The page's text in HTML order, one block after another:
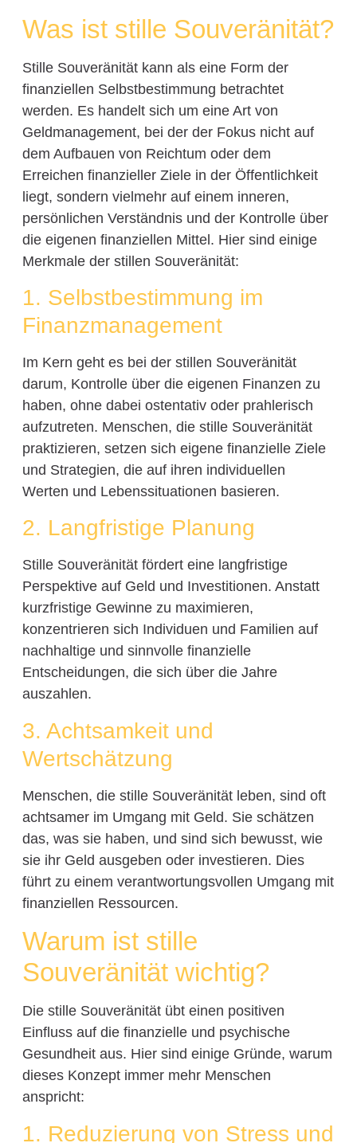
Was ist stille Souveränität?
Stille Souveränität kann als eine Form der
finanziellen Selbstbestimmung betrachtet
werden. Es handelt sich um eine Art von
Geldmanagement, bei der der Fokus nicht auf
dem Aufbauen von Reichtum oder dem
Erreichen finanzieller Ziele in der Öffentlichkeit
liegt, sondern vielmehr auf einem inneren,
persönlichen Verständnis und der Kontrolle über
die eigenen finanziellen Mittel. Hier sind einige
Merkmale der stillen Souveränität:
1. Selbstbestimmung im
Finanzmanagement
Im Kern geht es bei der stillen Souveränität
darum, Kontrolle über die eigenen Finanzen zu
haben, ohne dabei ostentativ oder prahlerisch
aufzutreten. Menschen, die stille Souveränität
praktizieren, setzen sich eigene finanzielle Ziele
und Strategien, die auf ihren individuellen
Werten und Lebenssituationen basieren.
2. Langfristige Planung
Stille Souveränität fördert eine langfristige
Perspektive auf Geld und Investitionen. Anstatt
kurzfristige Gewinne zu maximieren,
konzentrieren sich Individuen und Familien auf
nachhaltige und sinnvolle finanzielle
Entscheidungen, die sich über die Jahre
auszahlen.
3. Achtsamkeit und
Wertschätzung
Menschen, die stille Souveränität leben, sind oft
achtsamer im Umgang mit Geld. Sie schätzen
das, was sie haben, und sind sich bewusst, wie
sie ihr Geld ausgeben oder investieren. Dies
führt zu einem verantwortungsvollen Umgang mit
finanziellen Ressourcen.
Warum ist stille
Souveränität wichtig?
Die stille Souveränität übt einen positiven
Einfluss auf die finanzielle und psychische
Gesundheit aus. Hier sind einige Gründe, warum
dieses Konzept immer mehr Menschen
anspricht:
1. Reduzierung von Stress und